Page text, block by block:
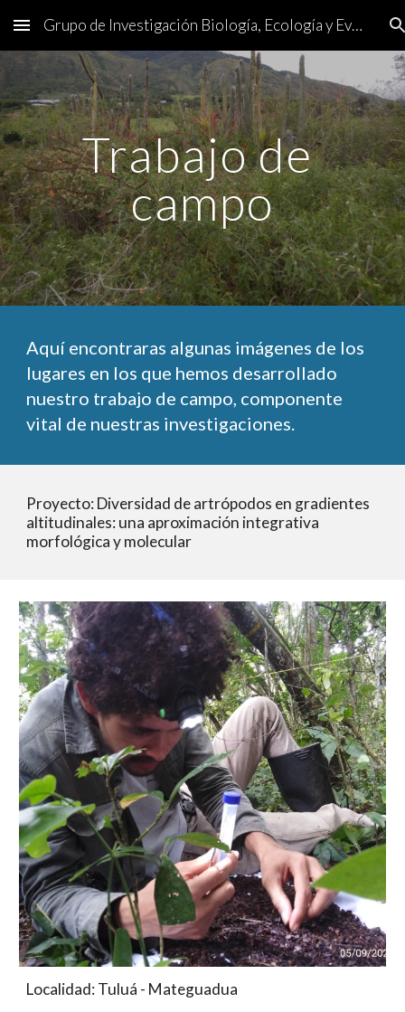
Skip to main content Skip to navigation
Grupo de Investigación Biología, Ecología y Evolución de Artópodos
Trabajo de
campo
Aquí encontraras algunas imágenes de los
lugares en los que hemos desarrollado
nuestro trabajo de campo, componente
vital de nuestras investigaciones.
Proyecto: Diversidad de artrópodos en gradientes
altitudinales: una aproximación integrativa
morfológica y molecular
Localidad: Tuluá - Mateguadua